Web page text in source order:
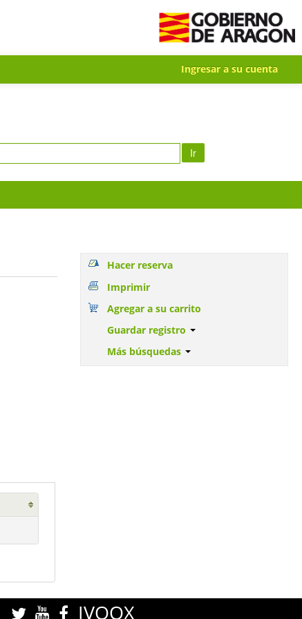
Ingresar a su cuenta
Ir
Hacer reserva
Imprimir
Agregar a su carrito
Guardar registro
Más búsquedas
IVOOX